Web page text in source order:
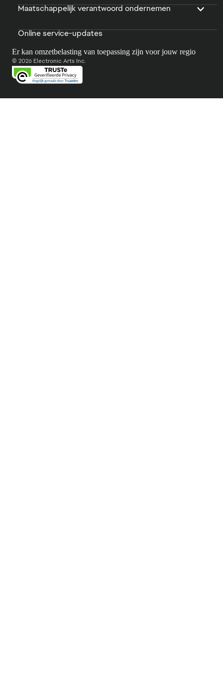
Maatschappelijk verantwoord ondernemen
Online service-updates
Er kan omzetbelasting van toepassing zijn voor jouw regio
© 2026 Electronic Arts Inc.